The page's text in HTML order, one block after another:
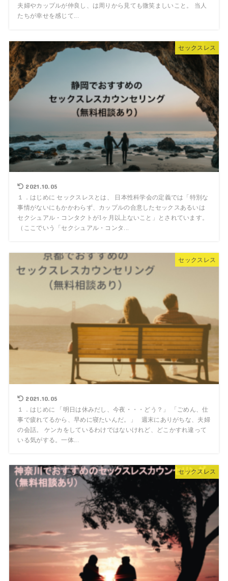
夫婦やカップルが仲良し、は周りから見ても微笑ましいこと。 当人
たちが幸せを感じて...
セックスレス
2021.10.05
１．はじめに セックスレスとは、 日本性科学会の定義では「特別な
事情がないにもかかわらず、カップルの合意したセックスあるいは
セクシュアル・コンタクトが1ヶ月以上ないこと」とされています。
（ここでいう「セクシュアル・コンタ...
セックスレス
2021.10.05
１．はじめに 「明日は休みだし、今夜・・・どう？」 「ごめん、仕
事で疲れてるから、早めに寝たいんだ。」 週末にありがちな、夫婦
の会話。 ケンカをしているわけではないけれど、どこかすれ違って
いる気がする。一体...
セックスレス